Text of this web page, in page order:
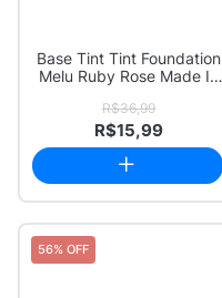
Base Tint Tint Foundation
Melu Ruby Rose Made In
R$36,99
R$15,99
56% OFF